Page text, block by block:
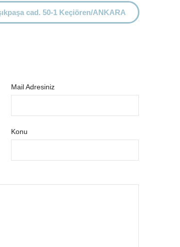
cad. 50-1 Keçiören/ANKARA
Mail Adresiniz
Konu